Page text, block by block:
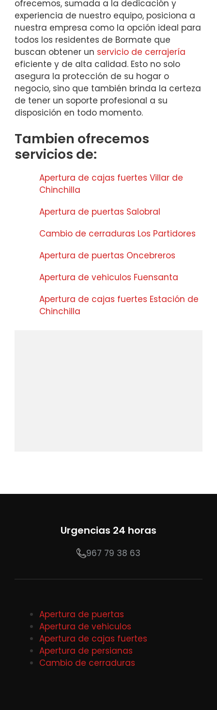
ofrecemos, sumada a la dedicación y
experiencia de nuestro equipo, posiciona a
nuestra empresa como la opción ideal para
todos los residentes de Bormate que
buscan obtener un servicio de cerrajería
eficiente y de alta calidad. Esto no solo
asegura la protección de su hogar o
negocio, sino que también brinda la certeza
de tener un soporte profesional a su
disposición en todo momento.
Tambien ofrecemos
servicios de:
Apertura de cajas fuertes Villar de
Chinchilla
Apertura de puertas Salobral
Cambio de cerraduras Los Partidores
Apertura de puertas Oncebreros
Apertura de vehiculos Fuensanta
Apertura de cajas fuertes Estación de
Chinchilla
Urgencias 24 horas
967 79 38 63
Apertura de puertas
Apertura de vehiculos
Apertura de cajas fuertes
Apertura de persianas
Cambio de cerraduras